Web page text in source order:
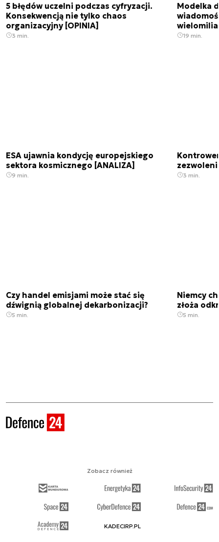
5 błędów uczelni podczas cyfryzacji.
Konsekwencją nie tylko chaos
organizacyjny [OPINIA]
3 min.
Modelka
19 min.
ESA ujawnia kondycję europejskiego
sektora kosmicznego [ANALIZA]
9 min. 3 min.
Czy handel emisjami może stać się
dźwignią globalnej dekarbonizacji?
5 min.
Niemcy
złoża
5 min.
Zobacz również
KADECIRP.PL